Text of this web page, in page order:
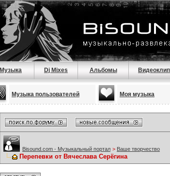
Музыка Dj Mixes Альбомы
Музыка пользователей Моя музыка
Bisound.com - Музыкальный портал > Ваше творчество
Перепевки от Вячеслава Серёгина